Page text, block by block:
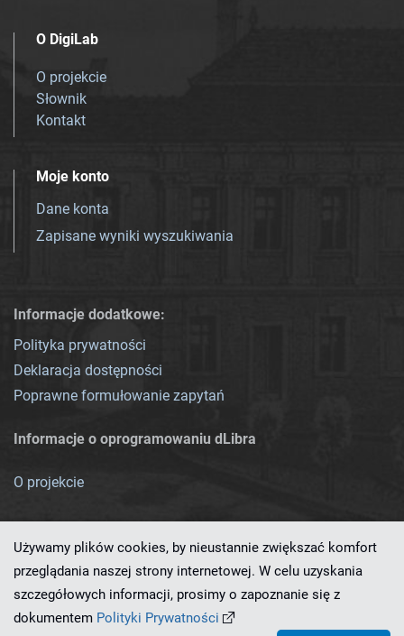
O DigiLab
O projekcie
Słownik
Kontakt
Moje konto
Dane konta
Zapisane wyniki wyszukiwania
Informacje dodatkowe:
Polityka prywatności
Deklaracja dostępności
Poprawne formułowanie zapytań
Informacje o oprogramowaniu dLibra
O projekcie
Ten serwis działa dzięki oprogramowaniu
Używamy plików cookies, by nieustannie zwiększać komfort
przeglądania naszej strony internetowej. W celu uzyskania
szczegółowych informacji, prosimy o zapoznanie się z
dokumentem Polityki Prywatności